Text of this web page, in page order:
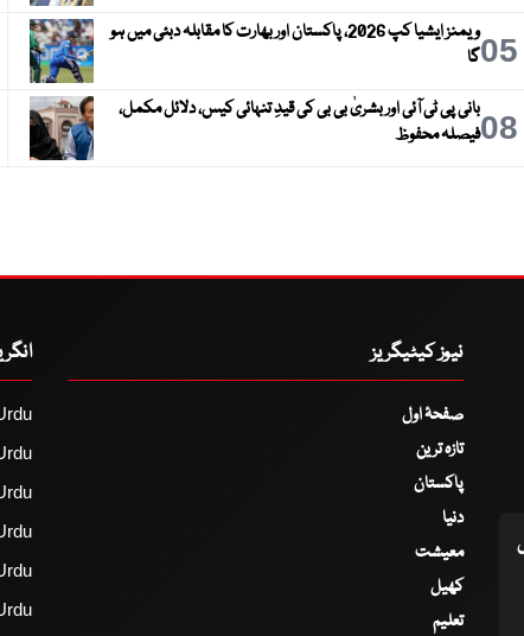
05
ویمنز ایشیا کپ 2026، پاکستان اور بھارت کا مقابلہ دبئی میں ہو
گا
08بانی پی ٹی آئی اور بشریٰ بی بی کی قیدِ تنہائی کیس، دلائل مکمل،
فیصلہ محفوظ
نیوز کیٹیگریز
صفحۂ اول
تازہ ترین
پاکستان
دنیا
معیشت
کھیل
تعلیم